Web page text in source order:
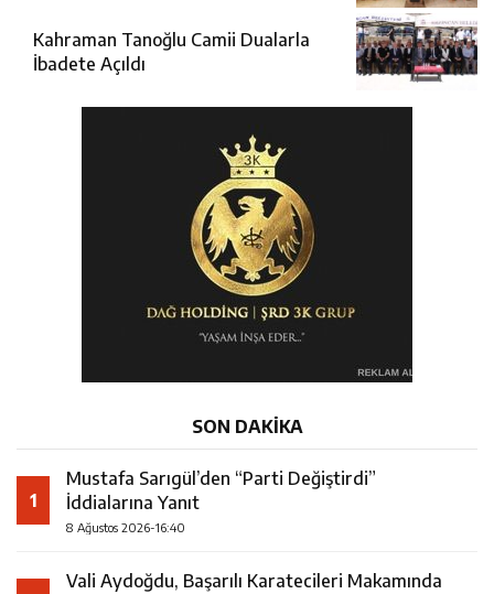
Kahraman Tanoğlu Camii Dualarla
İbadete Açıldı
SON DAKİKA
1
Mustafa Sarıgül’den “Parti Değiştirdi”
İddialarına Yanıt
8 Ağustos 2026-16:40
Vali Aydoğdu, Başarılı Karatecileri Makamında